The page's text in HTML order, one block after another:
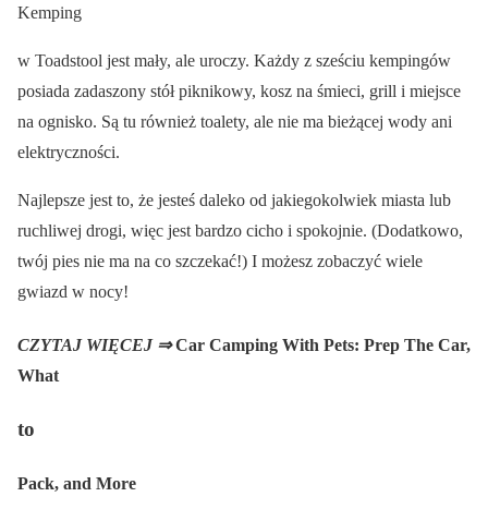
Kemping
w Toadstool jest mały, ale uroczy. Każdy z sześciu kempingów
posiada zadaszony stół piknikowy, kosz na śmieci, grill i miejsce
na ognisko. Są tu również toalety, ale nie ma bieżącej wody ani
elektryczności.
Najlepsze jest to, że jesteś daleko od jakiegokolwiek miasta lub
ruchliwej drogi, więc jest bardzo cicho i spokojnie. (Dodatkowo,
twój pies nie ma na co szczekać!) I możesz zobaczyć wiele
gwiazd w nocy!
CZYTAJ WIĘCEJ ⇒Car Camping With Pets: Prep The Car,
What
to
Pack, and More